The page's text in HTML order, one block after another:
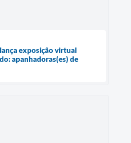
exposição virtual
apanhadoras(es) de